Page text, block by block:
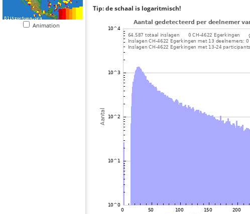
Animation
Tip: de schaal is logaritmisch!